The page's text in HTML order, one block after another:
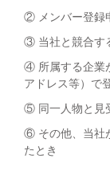
Corporate
採用情報
② メンバー登録
③ 当社と競合す
④ 所属する企業
アドレス等）で
⑤ 同一人物と見
⑥ その他、当社
たとき